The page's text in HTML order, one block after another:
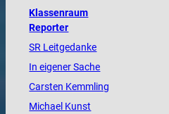
Klassenraum
Reporter
SR Leitgedanke
In eigener Sache
Carsten Kemmling
Michael Kunst